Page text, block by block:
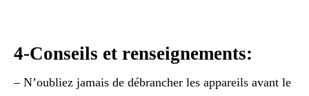
4-Conseils et renseignements:
– N’oubliez jamais de débrancher les appareils avant le